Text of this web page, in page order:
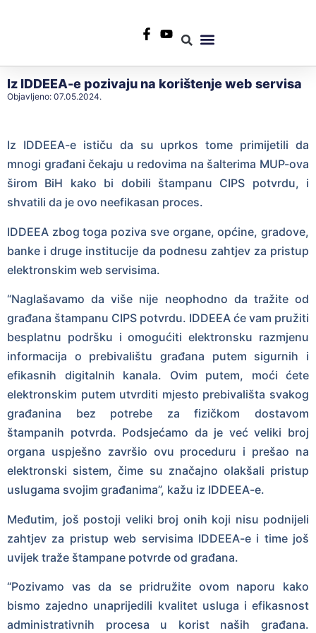
Iz IDDEEA-e pozivaju na korištenje web servisa
Objavljeno: 07.05.2024.
Iz IDDEEA-e ističu da su uprkos tome primijetili da
mnogi građani čekaju u redovima na šalterima MUP-ova
širom BiH kako bi dobili štampanu CIPS potvrdu, i
shvatili da je ovo neefikasan proces.
IDDEEA zbog toga poziva sve organe, općine, gradove,
banke i druge institucije da podnesu zahtjev za pristup
elektronskim web servisima.
“Naglašavamo da više nije neophodno da tražite od
građana štampanu CIPS potvrdu. IDDEEA će vam pružiti
besplatnu podršku i omogućiti elektronsku razmjenu
informacija o prebivalištu građana putem sigurnih i
efikasnih digitalnih kanala. Ovim putem, moći ćete
elektronskim putem utvrditi mjesto prebivališta svakog
građanina bez potrebe za fizičkom dostavom
štampanih potvrda. Podsjećamo da je već veliki broj
organa uspješno završio ovu proceduru i prešao na
elektronski sistem, čime su značajno olakšali pristup
uslugama svojim građanima”, kažu iz IDDEEA-e.
Međutim, još postoji veliki broj onih koji nisu podnijeli
zahtjev za pristup web servisima IDDEEA-e i time još
uvijek traže štampane potvrde od građana.
“Pozivamo vas da se pridružite ovom naporu kako
bismo zajedno unaprijedili kvalitet usluga i efikasnost
administrativnih procesa u korist naših građana.